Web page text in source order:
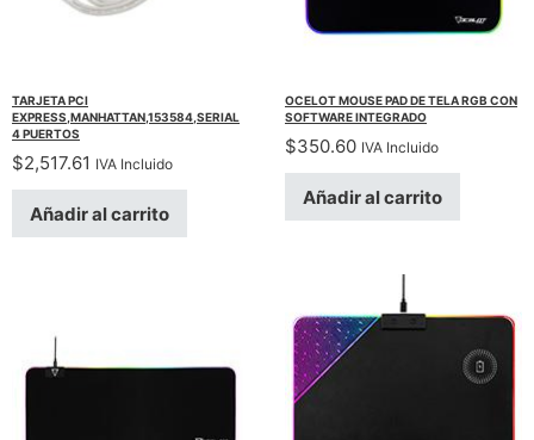
TARJETA PCI
EXPRESS,MANHATTAN,153584,SERIAL
4 PUERTOS
$2,517.61 IVA Incluido
Añadir al carrito
OCELOT MOUSE PAD DE TELA RGB CON
SOFTWARE INTEGRADO
$350.60 IVA Incluido
Añadir al carrito